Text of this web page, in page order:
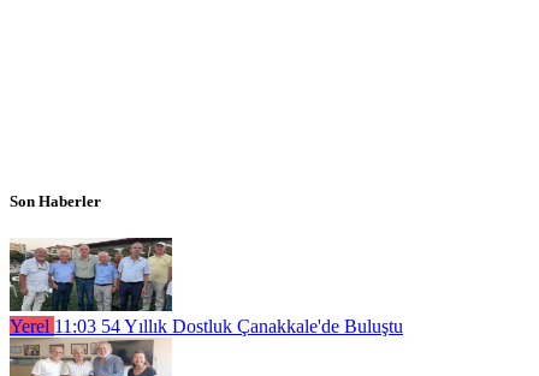
Son Haberler
Yerel 11:03 54 Yıllık Dostluk Çanakkale'de Buluştu